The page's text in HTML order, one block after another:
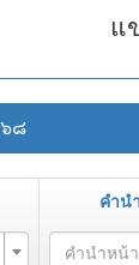
แ
๘
คำน
คำนำหน้า